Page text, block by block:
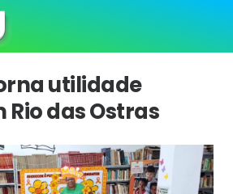
utilidade
das Ostras